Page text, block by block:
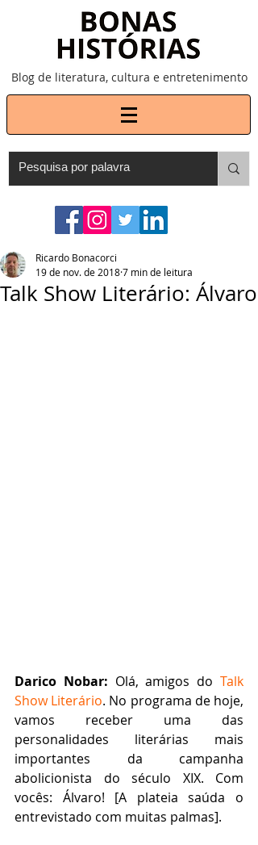
Blog de literatura, cultura e entretenimento
Talk Show Literário: Álvaro
Ricardo Bonacorci
19 de nov. de 20187 min de leitura
Darico Nobar: Olá, amigos do Talk
Show Literário. No programa de hoje,
vamos receber uma das
personalidades literárias mais
importantes da campanha
abolicionista do século XIX. Com
vocês: Álvaro! [A plateia saúda o
entrevistado com muitas palmas].